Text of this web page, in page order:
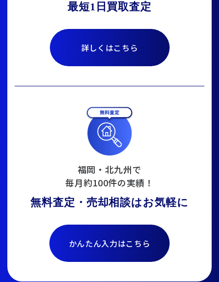
最短1日買取査定
詳しくはこちら
福岡・北九州で
毎月約100件の実績！
無料査定・売却相談はお気軽に
かんたん入力はこちら